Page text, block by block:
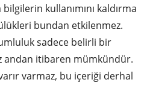
kullanımını kaldırma
bundan etkilenmez.
sadece belirli bir
andan itibaren mümkündür.
varmaz, bu içeriği derhal